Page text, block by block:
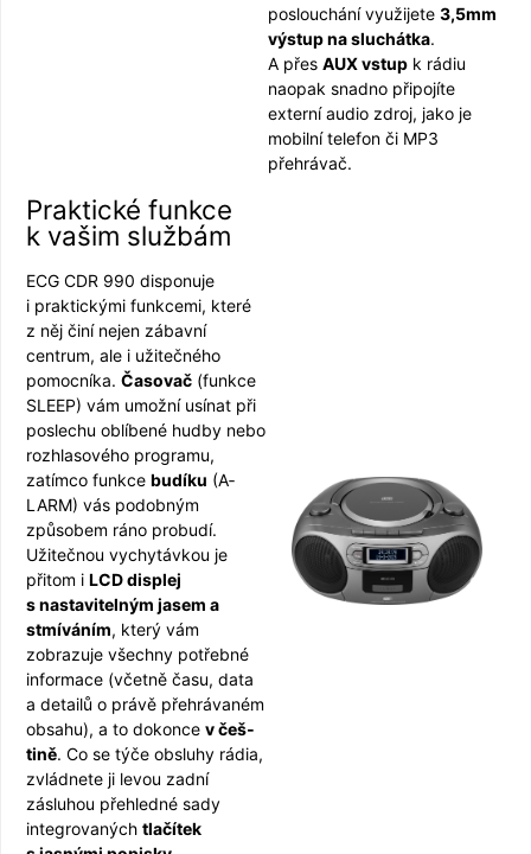
poslouchání využijete 3,5mm
výstup na sluchátka.
A přes AUX vstup k rádiu
naopak snadno připojíte
externí audio zdroj, jako je
mobilní telefon či MP3
přehrávač.
Praktické funkce
k vašim službám
ECG CDR 990 disponuje
i praktickými funkcemi, které
z něj činí nejen zábavní
centrum, ale i užitečného
pomocníka. Ča­sovač (funkce
SLEEP) vám umožní usínat při
poslechu oblíbené hudby nebo
rozhlasového programu,
zatímco funkce budíku (A­
LARM) vás podobným
způsobem ráno probudí.
Užitečnou vychytávkou je
přitom i LCD displej
s nastavitelným jasem a
stmíváním, který vám
zobrazuje všechny potřebné
informace (včetně času, data
a detailů o právě přehrávaném
obsahu), a to dokonce v češ­
tině. Co se týče obsluhy rádia,
zvládnete ji levou zadní
zásluhou přehledné sady
integrovaných tla­čítek